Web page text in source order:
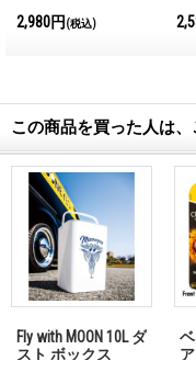
2,980円 (税込)
この商品を買った人は
Fly with MOON 10L ダ
スト ボックス